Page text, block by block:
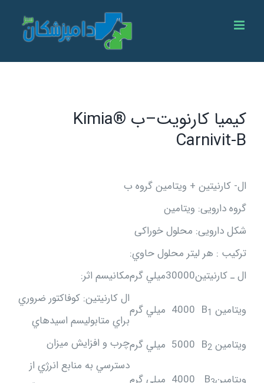
کیمیا کارنویت–ب ®Kimia
Carnivit-B
ال- کارنیتین + ویتامین گروه ب
گروه دارویی: ویتامین
شکل دارویی: محلول خوراکی
تركيب : هر ليتر محلول حاوي:
ال ـ كارنيتين30000ميلي گرم
ويتامين B1
4000 ميلي گرم
ويتامين B2
5000 ميلي گرم
ويتامين B
4000 ميلي گرم
مكانيسم اثر:
ال كارنيتين: كوفاكتور ضروري
براي متابوليسم اسيدهاي
چرب و افزایش ميزان
دسترسي به منابع انرژي از